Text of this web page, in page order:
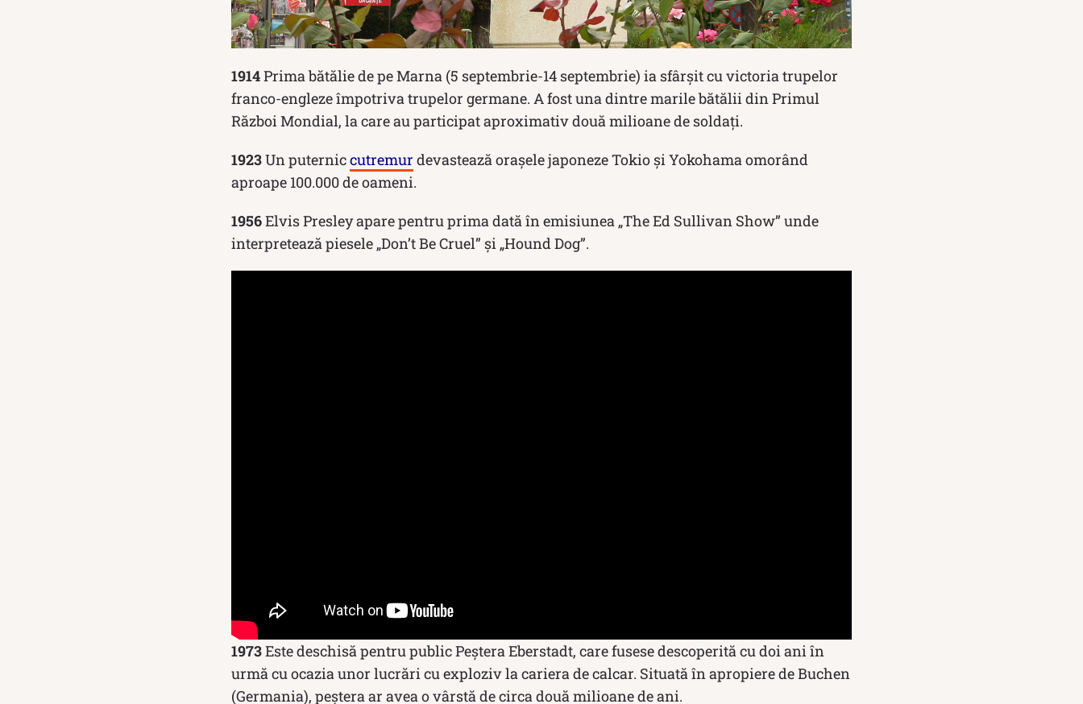
1914Prima bătălie de pe Marna (5 septembrie-14 septembrie) ia sfârșit cu victoria trupelor
franco-engleze împotriva trupelor germane. A fost una dintre marile bătălii din Primul
Război Mondial, la care au participat aproximativ două milioane de soldați.
1923Un puterniccutremur devastează orașele japoneze Tokio şi Yokohama omorând
aproape 100.000 de oameni.
1956Elvis Presley apare pentru prima dată în emisiunea „The Ed Sullivan Show” unde
interpretează piesele „Don’t Be Cruel” și „Hound Dog”.
1973Este deschisă pentru public Peștera Eberstadt, care fusese descoperită cu doi ani în
urmă cu ocazia unor lucrări cu exploziv la cariera de calcar. Situată în apropiere de Buchen
(Germania), peștera ar avea o vârstă de circa două milioane de ani.